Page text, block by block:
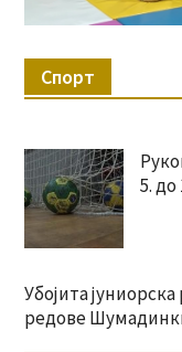
Спорт
5. до
Убојита
редове